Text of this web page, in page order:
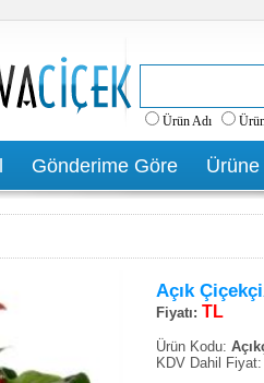
Ürün Adı
Gönderime Göre
Açık
Fiyatı: TL
Ürün Kodu:
KDV Dahil